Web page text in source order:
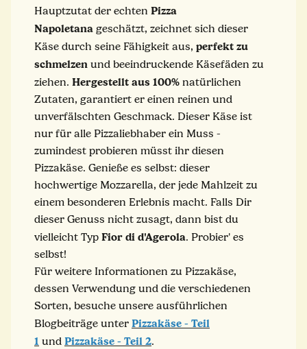
Hauptzutat der echten Pizza
Napoletana geschätzt, zeichnet sich dieser
Käse durch seine Fähigkeit aus, perfekt zu
schmelzen und beeindruckende Käsefäden zu
ziehen. Hergestellt aus 100% natürlichen
Zutaten, garantiert er einen reinen und
unverfälschten Geschmack. Dieser Käse ist
nur für alle Pizzaliebhaber ein Muss -
zumindest probieren müsst ihr diesen
Pizzakäse. Genieße es selbst: dieser
hochwertige Mozzarella, der jede Mahlzeit zu
einem besonderen Erlebnis macht. Falls Dir
dieser Genuss nicht zusagt, dann bist du
vielleicht Typ Fior di d'Agerola. Probier' es
selbst!
Für weitere Informationen zu Pizzakäse,
dessen Verwendung und die verschiedenen
Sorten, besuche unsere ausführlichen
Blogbeiträge unter Pizzakäse - Teil
1 und Pizzakäse - Teil 2.